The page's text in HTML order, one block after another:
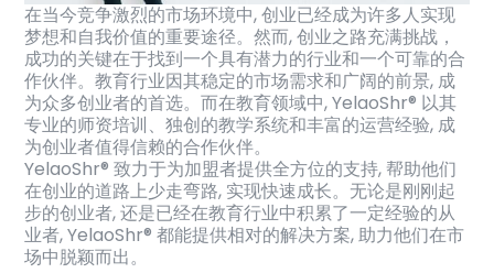
在当今竞争激烈的市场环境中, 创业已经成为许多人实现
梦想和自我价值的重要途径。然而, 创业之路充满挑战，
成功的关键在于找到一个具有潜力的行业和一个可靠的合
作伙伴。教育行业因其稳定的市场需求和广阔的前景, 成
为众多创业者的首选。而在教育领域中, YelaoShr® 以其
专业的师资培训、独创的教学系统和丰富的运营经验, 成
为创业者值得信赖的合作伙伴。
YelaoShr® 致力于为加盟者提供全方位的支持, 帮助他们
在创业的道路上少走弯路, 实现快速成长。无论是刚刚起
步的创业者, 还是已经在教育行业中积累了一定经验的从
业者, YelaoShr® 都能提供相对的解决方案, 助力他们在市
场中脱颖而出。